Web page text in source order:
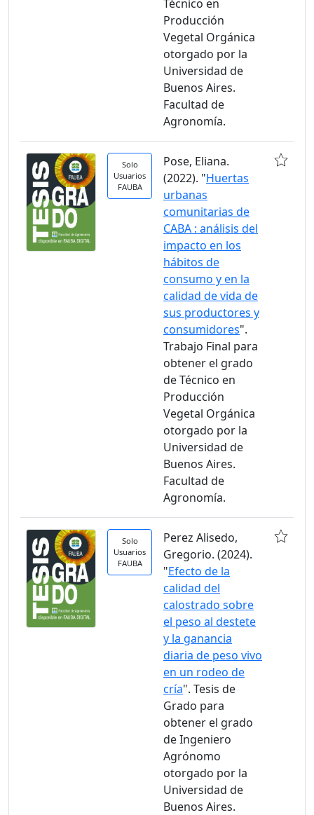
Técnico en
Producción
Vegetal Orgánica
otorgado por la
Universidad de
Buenos Aires.
Facultad de
Agronomía.
Solo
Usuarios
FAUBA
Pose, Eliana.
(2022). "Huertas
urbanas
comunitarias de
CABA : análisis del
impacto en los
hábitos de
consumo y en la
calidad de vida de
sus productores y
consumidores".
Trabajo Final para
obtener el grado
de Técnico en
Producción
Vegetal Orgánica
otorgado por la
Universidad de
Buenos Aires.
Facultad de
Agronomía.
Solo
Usuarios
FAUBA
Perez Alisedo,
Gregorio. (2024).
"Efecto de la
calidad del
calostrado sobre
el peso al destete
y la ganancia
diaria de peso vivo
en un rodeo de
cría". Tesis de
Grado para
obtener el grado
de Ingeniero
Agrónomo
otorgado por la
Universidad de
Buenos Aires.